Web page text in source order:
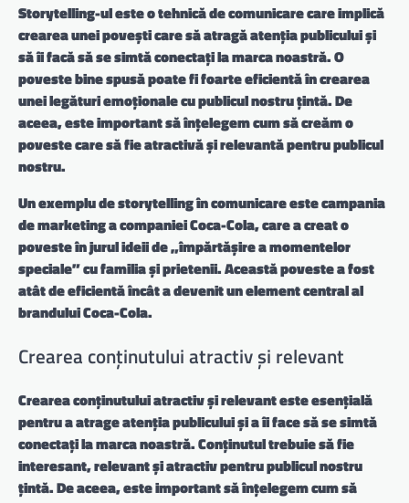
Storytelling-ul este o tehnică de comunicare care implică
crearea unei povești care să atragă atenția publicului și
să îi facă să se simtă conectați la marca noastră. O
poveste bine spusă poate fi foarte eficientă în crearea
unei legături emoționale cu publicul nostru țintă. De
aceea, este important să înțelegem cum să creăm o
poveste care să fie atractivă și relevantă pentru publicul
nostru.
Un exemplu de storytelling în comunicare este campania
de marketing a companiei Coca-Cola, care a creat o
poveste în jurul ideii de „împărtășire a momentelor
speciale” cu familia și prietenii. Această poveste a fost
atât de eficientă încât a devenit un element central al
brandului Coca-Cola.
Crearea conținutului atractiv și relevant
Crearea conținutului atractiv și relevant este esențială
pentru a atrage atenția publicului și a îi face să se simtă
conectați la marca noastră. Conținutul trebuie să fie
interesant, relevant și atractiv pentru publicul nostru
țintă. De aceea, este important să înțelegem cum să